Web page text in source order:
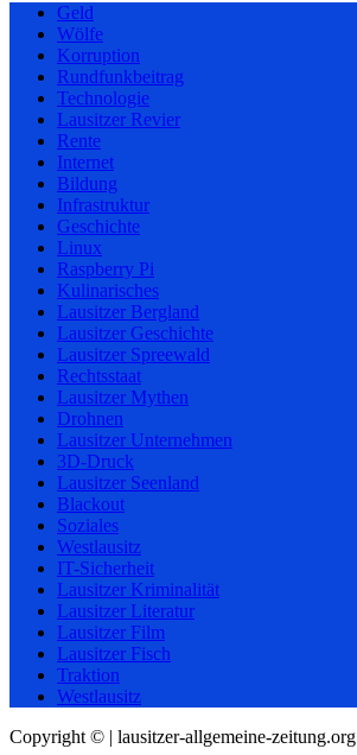
Geld
Wölfe
Korruption
Rundfunkbeitrag
Technologie
Lausitzer Revier
Rente
Internet
Bildung
Infrastruktur
Geschichte
Linux
Raspberry Pi
Kulinarisches
Lausitzer Bergland
Lausitzer Geschichte
Lausitzer Spreewald
Rechtsstaat
Lausitzer Mythen
Drohnen
Lausitzer Unternehmen
3D-Druck
Lausitzer Seenland
Blackout
Soziales
Westlausitz
IT-Sicherheit
Lausitzer Kriminalität
Lausitzer Literatur
Lausitzer Film
Lausitzer Fisch
Traktion
Westlausitz
Copyright © | lausitzer-allgemeine-zeitung.org